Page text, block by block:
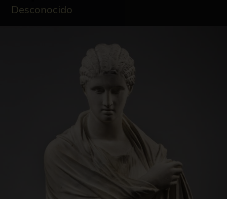
Desconocido